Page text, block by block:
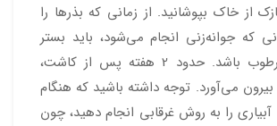
از خاک بپوشانید. از زمانی که بذرها را
که جوانه‌زنی انجام می‌شود، باید بستر
رشد همیشه مرطوب باشد. حدود 2 هفته پس از کاشت،
می‌آورد. توجه داشته باشید که هنگام
را به روش غرقابی انجام دهید، چون